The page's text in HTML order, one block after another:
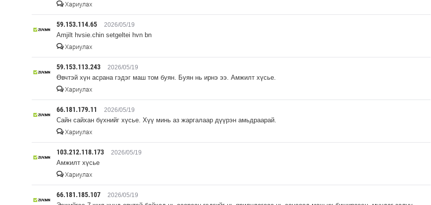
Хариулах
59.153.114.65 2026/05/19
Amjilt hvsie.chin setgeltei hvn bn
Хариулах
59.153.113.243 2026/05/19
Өвчтэй хүн асрана гэдэг маш том буян. Буян нь ирнэ ээ. Амжилт хүсье.
Хариулах
66.181.179.11 2026/05/19
Сайн сайхан бүхнийг хүсье. Хүү минь аз жаргалаар дүүрэн амьдраарай.
Хариулах
103.212.118.173 2026/05/19
Амжилт хүсье
Хариулах
66.181.185.107 2026/05/19